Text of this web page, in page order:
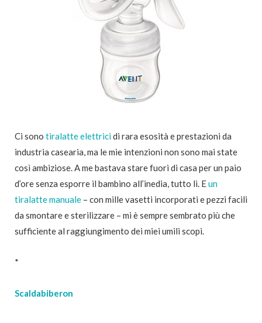
Ci sono tiralatte elettricidi rara esosità e prestazioni da
industria casearia, ma le mie intenzioni non sono mai state
così ambiziose. A me bastava stare fuori di casa per un paio
d’ore senza esporre il bambino all’inedia, tutto lì. Eun
tiralatte manuale – con mille vasetti incorporati e pezzi facili
da smontare e sterilizzare – mi è sempre sembrato più che
sufficiente al raggiungimento dei miei umili scopi.
*
Scaldabiberon